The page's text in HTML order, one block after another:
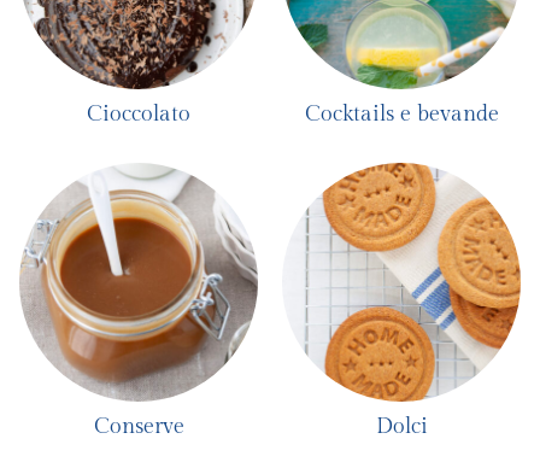
Cioccolato Cocktails e bevande
Conserve Dolci